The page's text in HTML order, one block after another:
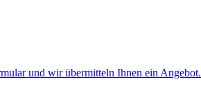
und wir übermitteln Ihnen ein Angebot.